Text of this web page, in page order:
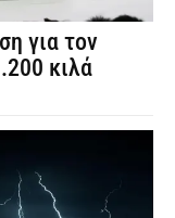
για τον
κιλά